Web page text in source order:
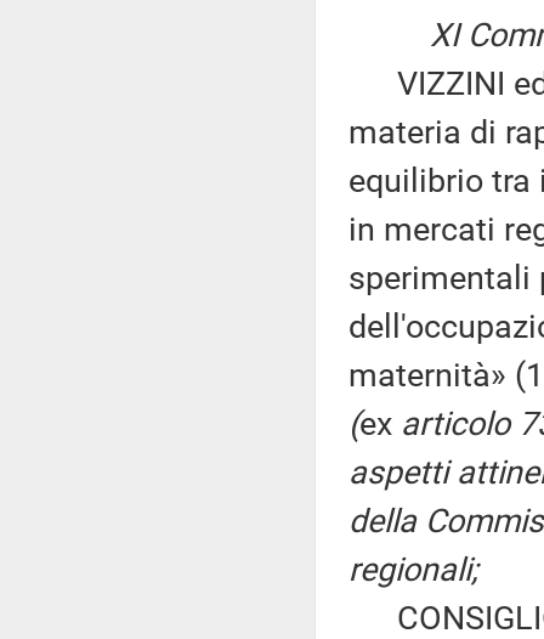
XI
VIZZINI
materia di
equilibrio tra
in mercati
sperimentali
maternità»
(ex articolo
aspetti
della
regionali;